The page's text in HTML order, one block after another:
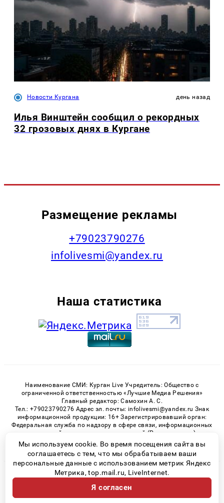
Новости Кургана день назад
Илья Винштейн сообщил о рекордных
32 грозовых днях в Кургане
Размещение рекламы
+79023790276
infolivesmi@yandex.ru
Наша статистика
Наименование СМИ: Курган Live Учредитель: Общество с
ограниченной ответственностью «Лучшие Медиа Решения»
Главный редактор: Самохин А. С.
Тел.: +79023790276 Адрес эл. почты: infolivesmi@yandex.ru Знак
информационной продукции: 16+ Зарегистрировавший орган:
Федеральная служба по надзору в сфере связи, информационных
технологий и массовых коммуникаций (Роскомнадзор)
Регистрационный номер СМИ ЭЛ № ФС 77 - 82535 от 21.01.2022
© 2026 «Kurgan-Live» | Все права защищены
Возрастная категория сайта 16+
Политика конфиденциальности
Мы используем cookie. Во время посещения сайта вы
соглашаетесь с тем, что мы обрабатываем ваши
персональные данные с использованием метрик Яндекс
Метрика, top.mail.ru, LiveInternet.
Я согласен